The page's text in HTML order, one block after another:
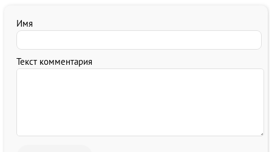
Имя
Текст комментария